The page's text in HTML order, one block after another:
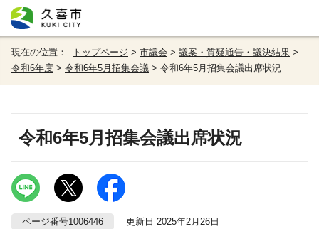
現在の位置： トップページ > 市議会 > 議案・質疑通告・議決結果 >
令和6年度 > 令和6年5月招集会議 > 令和6年5月招集会議出席状況
令和6年5月招集会議出席状況
ページ番号1006446 更新日 2025年2月26日